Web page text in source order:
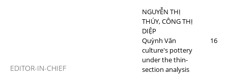
EDITOR-IN-CHIEF
NGUYỄN THỊ
THÚY, CÔNG THỊ
DIỆP
Quỳnh Văn
culture's pottery
under the thin-
section analysis
16